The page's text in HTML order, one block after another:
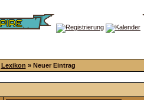
Lexikon » Neuer Eintrag